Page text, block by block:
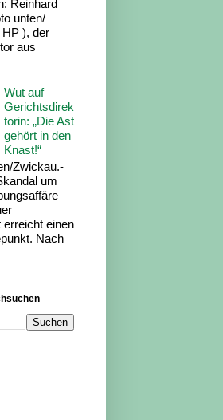
Reinhard
unten/
), der
aus
Wut auf
Gerichtsdirek
torin: „Die Ast
gehört in den
Knast!“
Zwickau.-
um
einen
Nach